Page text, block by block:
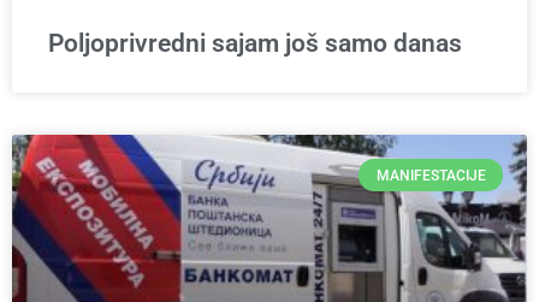
Poljoprivredni sajam još samo danas
MANIFESTACIJE